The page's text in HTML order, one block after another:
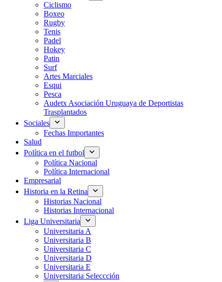
Ciclismo
Boxeo
Rugby
Tenis
Padel
Hokey
Patin
Surf
Artes Marciales
Esqui
Pesca
Audetx Asociación Uruguaya de Deportistas
Trasplantados
Sociales
Fechas Importantes
Salud
Política en el futbol
Política Nacional
Política Internacional
Empresarial
Historia en la Retina
Historias Nacional
Historias Internacional
Liga Universitaria
Universitaria A
Universitaria B
Universitaria C
Universitaria D
Universitaria E
Universitaria Seleccción